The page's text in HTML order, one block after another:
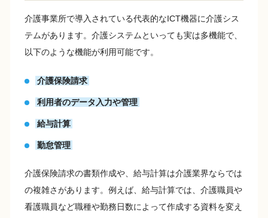
介護事業所で導入されている代表的なICT機器に介護シス
テムがあります。介護システムといっても実は多機能で、
以下のような機能が利用可能です。
介護保険請求
利用者のデータ入力や管理
給与計算
勤怠管理
介護保険請求の書類作成や、給与計算は介護業界ならでは
の複雑さがあります。例えば、給与計算では、介護職員や
看護職員など職種や勤務日数によって作成する資料を変え